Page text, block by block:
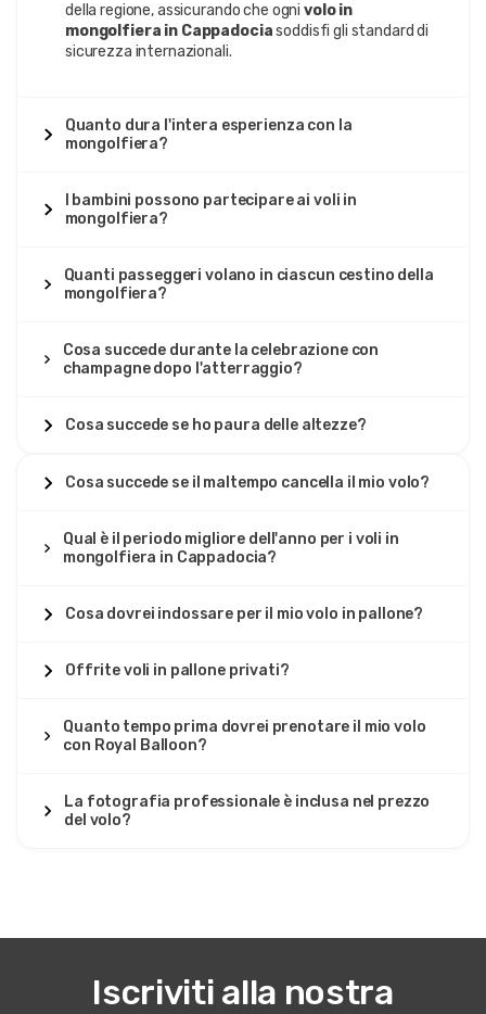
della regione, assicurando che ogni volo in
mongolfiera in Cappadociasoddisfi gli standard di
sicurezza internazionali.
Quanto dura l'intera esperienza con la
mongolfiera?
I bambini possono partecipare ai voli in
mongolfiera?
Quanti passeggeri volano in ciascun cestino della
mongolfiera?
Cosa succede durante la celebrazione con
champagne dopo l'atterraggio?
Cosa succede se ho paura delle altezze?
Cosa succede se il maltempo cancella il mio volo?
Qual è il periodo migliore dell'anno per i voli in
mongolfiera in Cappadocia?
Cosa dovrei indossare per il mio volo in pallone?
Offrite voli in pallone privati?
Quanto tempo prima dovrei prenotare il mio volo
con Royal Balloon?
La fotografia professionale è inclusa nel prezzo
del volo?
Iscriviti alla nostra